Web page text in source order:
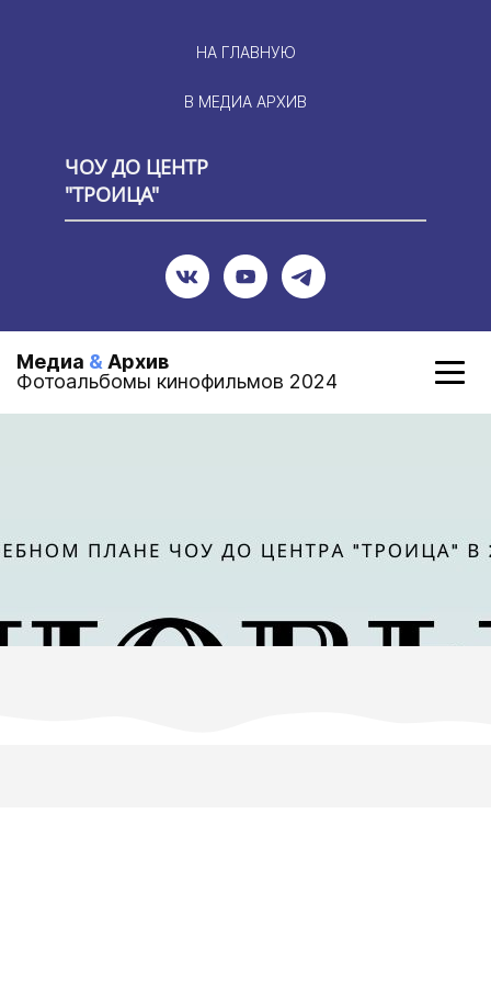
НА ГЛАВНУЮ
В МЕДИА АРХИВ
ЧОУ ДО ЦЕНТР
"ТРОИЦА"
Медиа &Архив
Фотоальбомы кинофильмов 2024